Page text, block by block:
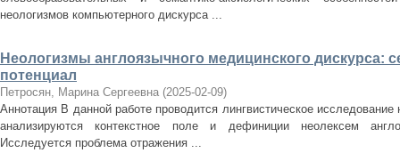
неологизмов компьютерного дискурса ...
Неологизмы англоязычного медицинского дискурса:
потенциал
Петросян, Марина Сергеевна (2025-02-09)
Аннотация В данной работе проводится лингвистическое
анализируются контекстное поле и дефиниции неолексем
Исследуется проблема отражения ...